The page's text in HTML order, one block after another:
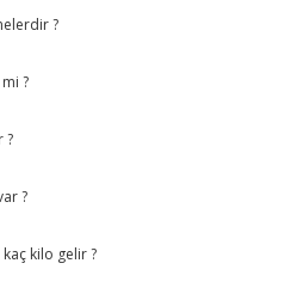
?
?
?
?
kilo gelir ?